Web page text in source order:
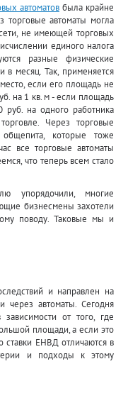
автоматов была крайне
торговые автоматы могла
не имеющей торговых
единого налога
разные физические
в месяц. Так, применяется
если его площадь не
на 1 кв. м - если площадь
на одного работника
Через торговые
которые тоже
все торговые автоматы
что теперь всем стало
упорядочили, многие
бизнесмены захотели
поводу. Таковые мы и
и направлен на
автоматы. Сегодня
от того, где
площади, а если это
ставки ЕНВД отличаются в
и подходы к этому